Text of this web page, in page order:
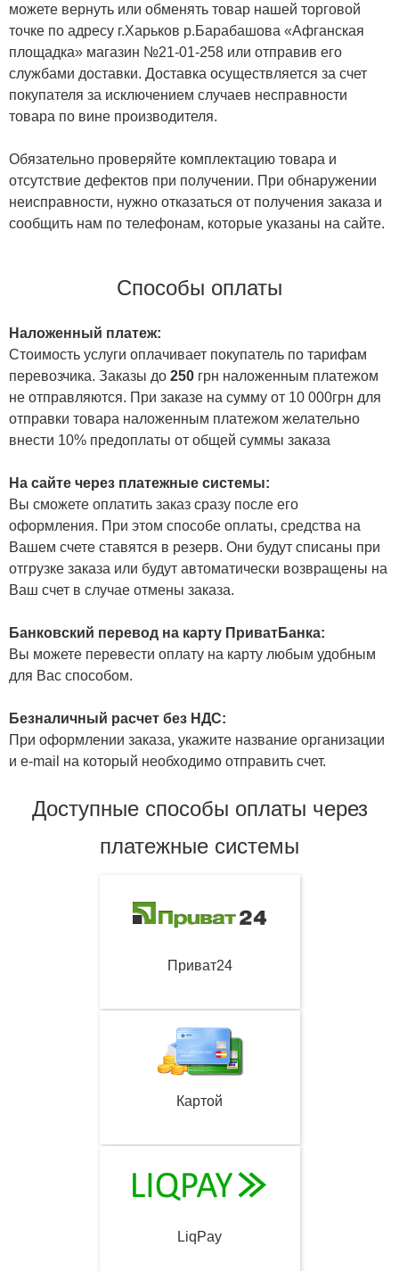
можете вернуть или обменять товар нашей торговой
точке по адресу г.Харьков р.Барабашова «Афганская
площадка» магазин №21-01-258 или отправив его
службами доставки. Доставка осуществляется за счет
покупателя за исключением случаев несправности
товара по вине производителя.
Обязательно проверяйте комплектацию товара и
отсутствие дефектов при получении. При обнаружении
неисправности, нужно отказаться от получения заказа и
сообщить нам по телефонам, которые указаны на сайте.
Способы оплаты
Наложенный платеж:
Стоимость услуги оплачивает покупатель по тарифам
перевозчика. Заказы до 250 грн наложенным платежом
не отправляются. При заказе на сумму от 10 000грн для
отправки товара наложенным платежом желательно
внести 10% предоплаты от общей суммы заказа
На сайте через платежные системы:
Вы сможете оплатить заказ сразу после его
оформления. При этом способе оплаты, средства на
Вашем счете ставятся в резерв. Они будут списаны при
отгрузке заказа или будут автоматически возвращены на
Ваш счет в случае отмены заказа.
Банковский перевод на карту ПриватБанка:
Вы можете перевести оплату на карту любым удобным
для Вас способом.
Безналичный расчет без НДС:
При оформлении заказа, укажите название организации
и e-mail на который необходимо отправить счет.
Доступные способы оплаты через
платежные системы
Приват24
Картой
LiqPay